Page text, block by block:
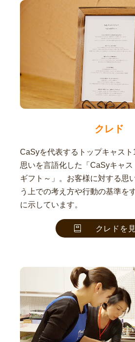
クレド
CaSyを代表するトップキャス
思いを言語化した「CaSyキャ
ギフト～」。お客様に対する思
う上での考え方や行動の基準を
に示しています。
クレドを